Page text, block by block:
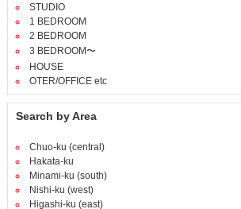
STUDIO
1 BEDROOM
2 BEDROOM
3 BEDROOM〜
HOUSE
OTER/OFFICE etc
Search by Area
Chuo-ku (central)
Hakata-ku
Minami-ku (south)
Nishi-ku (west)
Higashi-ku (east)